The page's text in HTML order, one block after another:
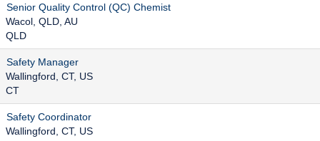
Senior Quality Control (QC) Chemist
Wacol, QLD, AU
QLD
Safety Manager
Wallingford, CT, US
CT
Safety Coordinator
Wallingford, CT, US